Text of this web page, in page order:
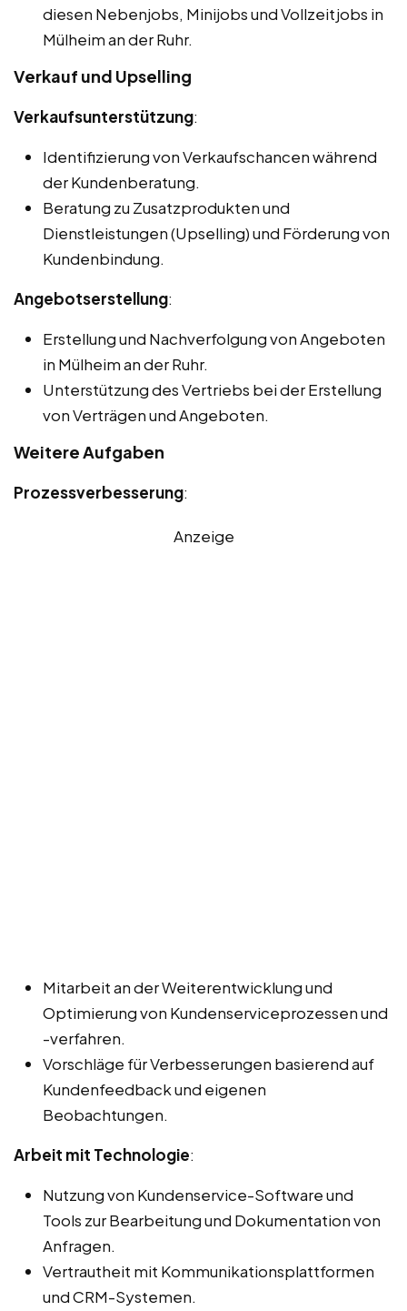
diesen Nebenjobs, Minijobs und Vollzeitjobs in
Mülheim an der Ruhr.
Verkauf und Upselling
Verkaufsunterstützung:
Identifizierung von Verkaufschancen während
der Kundenberatung.
Beratung zu Zusatzprodukten und
Dienstleistungen (Upselling) und Förderung von
Kundenbindung.
Angebotserstellung:
Erstellung und Nachverfolgung von Angeboten
in Mülheim an der Ruhr.
Unterstützung des Vertriebs bei der Erstellung
von Verträgen und Angeboten.
Weitere Aufgaben
Prozessverbesserung:
Anzeige
Mitarbeit an der Weiterentwicklung und
Optimierung von Kundenserviceprozessen und
-verfahren.
Vorschläge für Verbesserungen basierend auf
Kundenfeedback und eigenen
Beobachtungen.
Arbeit mit Technologie:
Nutzung von Kundenservice-Software und
Tools zur Bearbeitung und Dokumentation von
Anfragen.
Vertrautheit mit Kommunikationsplattformen
und CRM-Systemen.